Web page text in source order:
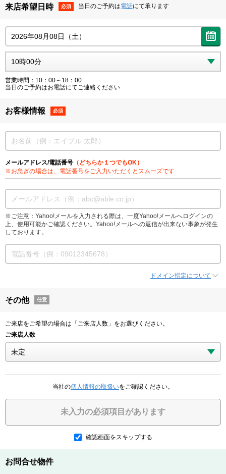
来店希望日時 必須 当日のご予約は電話にて承ります
営業時間：10：00～18：00
当日のご予約はお電話にてご連絡ください
お客様情報 必須
メールアドレス/電話番号 （どちらか１つでもOK）
※お急ぎの場合は、電話番号をご入力いただくとスムーズです
※ご注意：Yahoo!メールを入力される際は、一度Yahoo!メールへログインの
上、使用可能かご確認ください。Yahoo!メールへの返信が出来ない事象が発生
しております。
ドメイン指定について
その他 任意
ご来店をご希望の場合は「ご来店人数」をお選びください。
ご来店人数
当社の個人情報の取扱いをご確認ください。
未入力の必須項目があります
確認画面をスキップする
お問合せ物件